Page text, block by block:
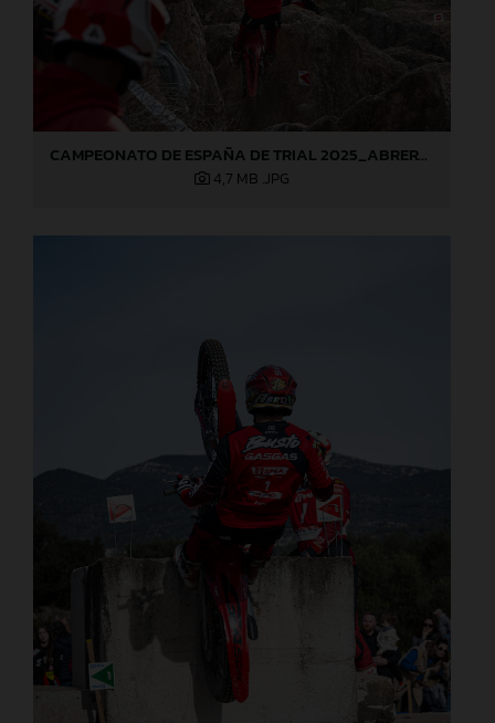
CAMPEONATO DE ESPAÑA DE TRIAL 2025_ABRERA (Barcelona), 1ª prueba_Jaime Busto
4,7 MB .JPG